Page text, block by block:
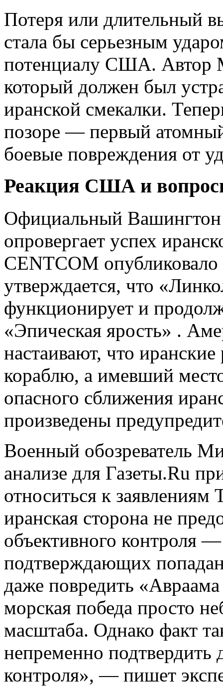
Потеря или длительный
стала бы серьезным
потенциалу США. Автор
который должен был
иранской смекалки.
позоре — первый
боевые повреждения от
Реакция США и
Официальный Вашингтон
опровергает успех
CENTCOM
утверждается, что
функционирует и
«Эпическая ярость» .
настаивают, что
кораблю, а имевший
опасного сближения
произведены
Военный обозреватель
анализе для Газеты.Ru
относиться к заявлениям
иранская сторона не
объективного контроля
подтверждающих
даже повредить
морская победа просто
масштаба. Однако факт
непременно подтвердить
контроля», — пишет